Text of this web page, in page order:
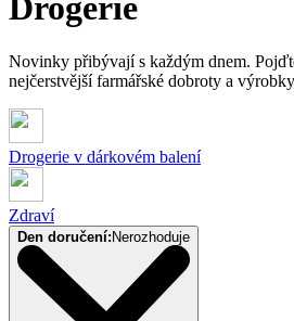
Drogerie
Novinky přibývají s každým dnem.
nejčerstvější farmářské dobroty a
Drogerie v dárkovém balení
Zdraví
Den doručení: Nerozhoduje